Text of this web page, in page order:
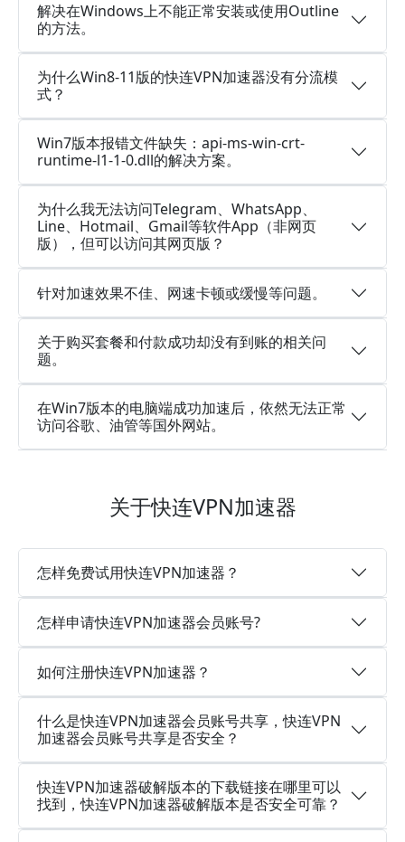
解决在Windows上不能正常安装或使用Outline
的方法。
为什么Win8-11版的快连VPN加速器没有分流模
式？
Win7版本报错文件缺失：api-ms-win-crt-
runtime-l1-1-0.dll的解决方案。
为什么我无法访问Telegram、WhatsApp、
Line、Hotmail、Gmail等软件App（非网页
版），但可以访问其网页版？
针对加速效果不佳、网速卡顿或缓慢等问题。
关于购买套餐和付款成功却没有到账的相关问
题。
在Win7版本的电脑端成功加速后，依然无法正常
访问谷歌、油管等国外网站。
关于快连VPN加速器
怎样免费试用快连VPN加速器？
怎样申请快连VPN加速器会员账号?
如何注册快连VPN加速器？
什么是快连VPN加速器会员账号共享，快连VPN
加速器会员账号共享是否安全？
快连VPN加速器破解版本的下载链接在哪里可以
找到，快连VPN加速器破解版本是否安全可靠？